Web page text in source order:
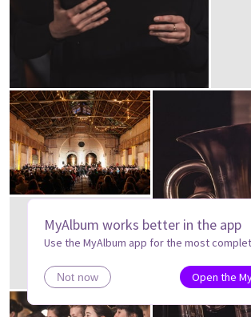
MyAlbum works better in the app
Use the MyAlbum app for the most
Not now Open the